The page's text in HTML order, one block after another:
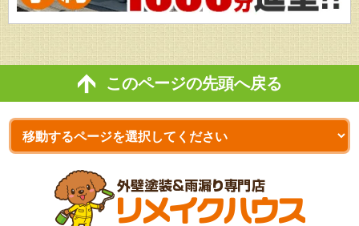
このページの先頭へ戻る